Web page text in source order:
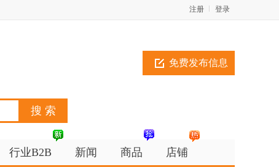
登录
注册
免费发布信息
行业B2B 新闻 商品 店铺